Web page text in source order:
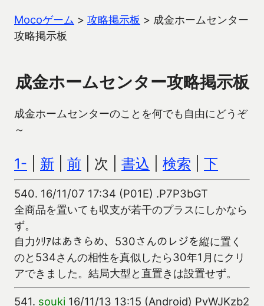
Mocoゲーム > 攻略掲示板 > 成金ホームセンター
攻略掲示板
成金ホームセンター攻略掲示板
成金ホームセンターのことを何でも自由にどうぞ
～
1- 新 前 | 次 | 書込 検索 下
540. 16/11/07 17:34 (P01E) .P7P3bGT
全商品を置いても収支が若干のプラスにしかなら
ず。
自力ｸﾘｱはあきらめ、530さんのレジを縦に置く
のと534さんの相性を真似したら30年1月にクリ
アできました。結局大型と直置きは設置せず。
541. souki 16/11/13 13:15 (Android) PvWJKzb2